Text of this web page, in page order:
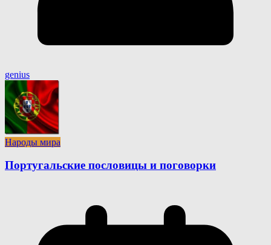
genius
Народы мира
Португальские пословицы и поговорки